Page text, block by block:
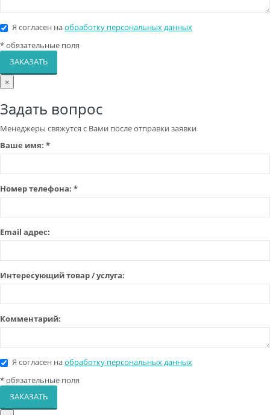
Я согласен наобработку персональных данных
*обязательные поля
ЗАКАЗАТЬ
×
Задать вопрос
Менеджеры свяжутся с Вами после отправки заявки
Ваше имя: *
Номер телефона: *
Email адрес:
Интересующий товар / услуга:
Комментарий:
Я согласен наобработку персональных данных
*обязательные поля
ЗАКАЗАТЬ